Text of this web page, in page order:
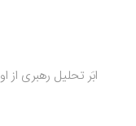
ابَر تحلیل رهبری